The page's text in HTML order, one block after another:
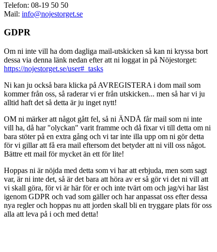
Telefon: 08-19 50 50
Mail: info@nojestorget.se
GDPR
Om ni inte vill ha dom dagliga mail-utskicken så kan ni kryssa bort
dessa via denna länk nedan efter att ni loggat in på Nöjestorget:
https://nojestorget.se/user#_tasks
Ni kan ju också bara klicka på AVREGISTERA i dom mail som
kommer från oss, så raderar vi er från utskicken... men så har vi ju
alltid haft det så detta är ju inget nytt!
OM ni märker att något gått fel, så ni ÄNDÅ får mail som ni inte
vill ha, då har "olyckan" varit framme och då fixar vi till detta om ni
bara stöter på en extra gång och vi tar inte illa upp om ni gör detta
för vi gillar att få era mail eftersom det betyder att ni vill oss något.
Bättre ett mail för mycket än ett för lite!
Hoppas ni är nöjda med detta som vi har att erbjuda, men som sagt
var, är ni inte det, så är det bara att höra av er så gör vi det ni vill att
vi skall göra, för vi är här för er och inte tvärt om och jag/vi har läst
igenom GDPR och vad som gäller och har anpassat oss efter dessa
nya regler och hoppas nu att jorden skall bli en tryggare plats för oss
alla att leva på i och med detta!